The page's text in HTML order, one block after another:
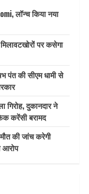
लॉन्च किया नया
पर कसेगा
की सीएम धामी से
गिरोह, दुकानदार ने
करेंसी बरामद
की जांच करेगी
आरोप